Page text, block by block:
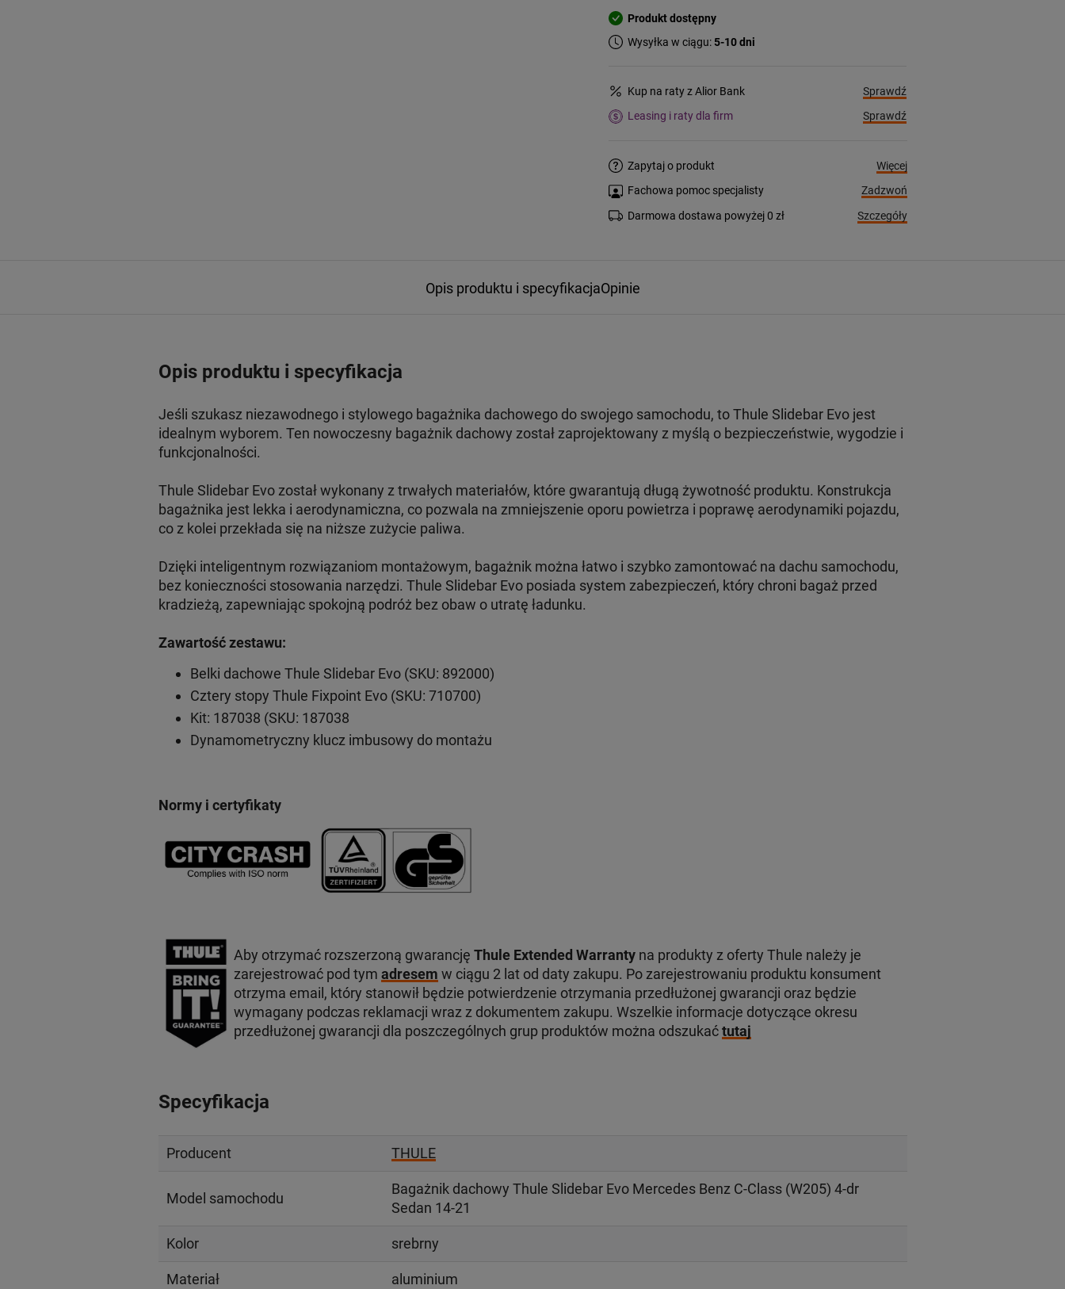
Produkt dostępny
Wysyłka w ciągu:5-10 dni
Kup na raty z Alior Bank
Sprawdź
Leasing i raty dla firm
Sprawdź
Zapytaj o produkt
Więcej
Fachowa pomoc specjalisty
Zadzwoń
Darmowa dostawa powyżej 0 zł
Szczegóły
Opis produktu i specyfikacjaOpinie
Opis produktu i specyfikacja
Jeśli szukasz niezawodnego i stylowego bagażnika dachowego do swojego samochodu, to Thule Slidebar Evo jest
idealnym wyborem. Ten nowoczesny bagażnik dachowy został zaprojektowany z myślą o bezpieczeństwie, wygodzie i
funkcjonalności.
Thule Slidebar Evo został wykonany z trwałych materiałów, które gwarantują długą żywotność produktu. Konstrukcja
bagażnika jest lekka i aerodynamiczna, co pozwala na zmniejszenie oporu powietrza i poprawę aerodynamiki pojazdu,
co z kolei przekłada się na niższe zużycie paliwa.
Dzięki inteligentnym rozwiązaniom montażowym, bagażnik można łatwo i szybko zamontować na dachu samochodu,
bez konieczności stosowania narzędzi. Thule Slidebar Evo posiada system zabezpieczeń, który chroni bagaż przed
kradzieżą, zapewniając spokojną podróż bez obaw o utratę ładunku.
Zawartość zestawu:
Belki dachowe Thule Slidebar Evo (SKU: 892000)
Cztery stopy Thule Fixpoint Evo (SKU: 710700)
Kit: 187038 (SKU: 187038
Dynamometryczny klucz imbusowy do montażu
Normy i certyfikaty
Aby otrzymać rozszerzoną gwarancję Thule Extended Warrantyna produkty z oferty Thule należy je
zarejestrować pod tym adresem w ciągu 2 lat od daty zakupu. Po zarejestrowaniu produktu konsument
otrzyma email, który stanowił będzie potwierdzenie otrzymania przedłużonej gwarancji oraz będzie
wymagany podczas reklamacji wraz z dokumentem zakupu. Wszelkie informacje dotyczące okresu
przedłużonej gwarancji dla poszczególnych grup produktów można odszukaćtutaj
Specyfikacja
Producent THULE
Model samochodu
Bagażnik dachowy Thule Slidebar Evo Mercedes Benz C-Class (W205) 4-dr
Sedan 14-21
Kolor srebrny
Materiał aluminium